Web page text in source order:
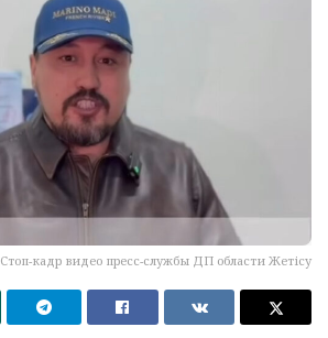
Стоп-кадр видео пресс-службы ДП области Жетісу